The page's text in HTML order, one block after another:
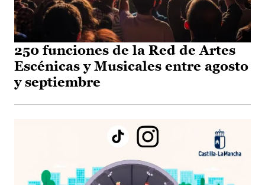
250 funciones de la Red de Artes
Escénicas y Musicales entre agosto
y septiembre